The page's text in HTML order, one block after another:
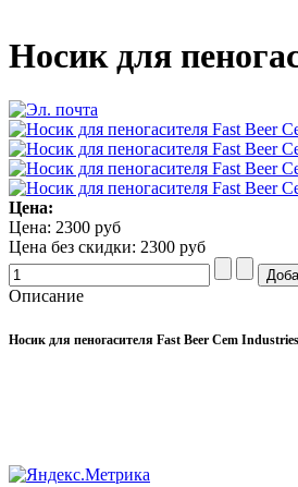
Носик для
Цена:
Цена: 2300 руб
Цена без скидки: 2300 руб
Описание
Носик для пеногасителя Fast Beer Cem